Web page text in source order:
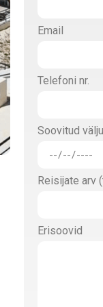
Email
Telefoni nr.
Soovitud
Reisijate arv
Erisoovid